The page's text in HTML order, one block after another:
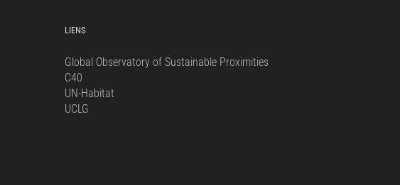
LIENS
Global Observatory of Sustainable Proximities
C40
UN-Habitat
UCLG